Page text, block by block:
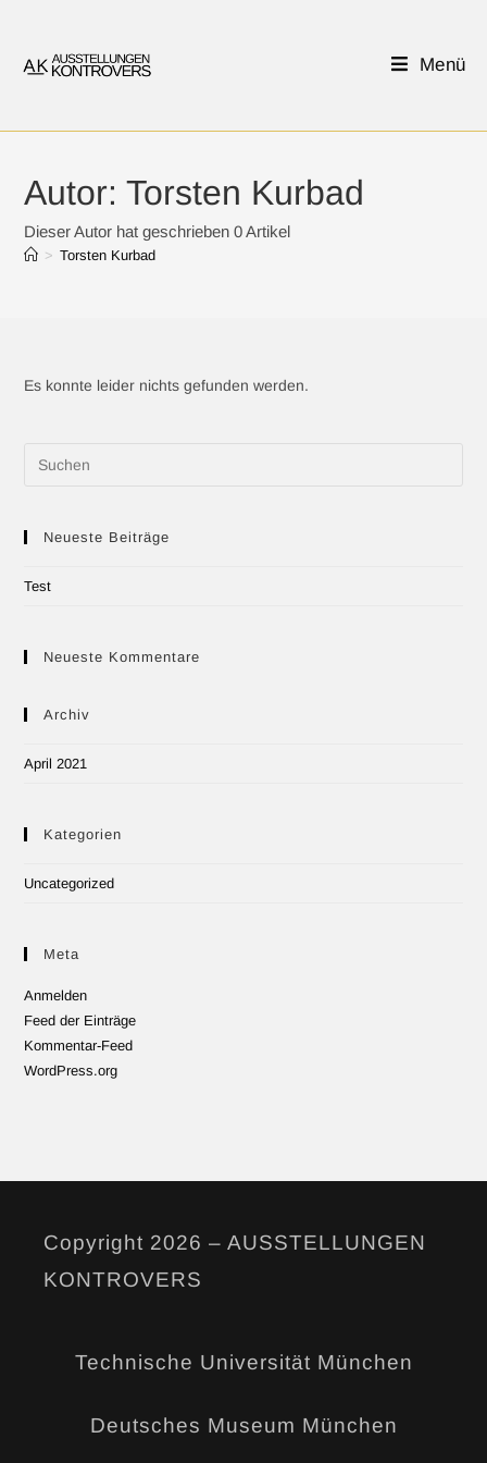
Menü
Autor:Torsten Kurbad
Dieser Autor hat geschrieben 0 Artikel
> Torsten Kurbad
Es konnte leider nichts gefunden werden.
Neueste Beiträge
Test
Neueste Kommentare
Archiv
April 2021
Kategorien
Uncategorized
Meta
Anmelden
Feed der Einträge
Kommentar-Feed
WordPress.org
Copyright 2026 – AUSSTELLUNGEN
KONTROVERS
Technische Universität München
Deutsches Museum München